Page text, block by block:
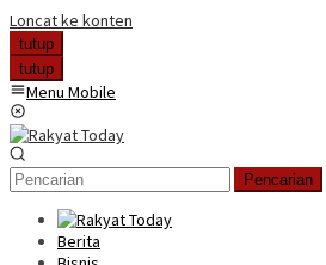
Loncat ke konten
tutup
tutup
Menu Mobile
Pencarian
Berita